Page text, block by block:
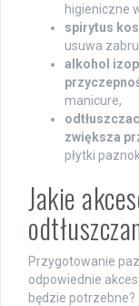
higieniczne
spirytus
usuwa
alkohol
manicure,
zwiększa
płytki
Jakie
Przygotowanie
odpowiednie
będzie potrzebne?